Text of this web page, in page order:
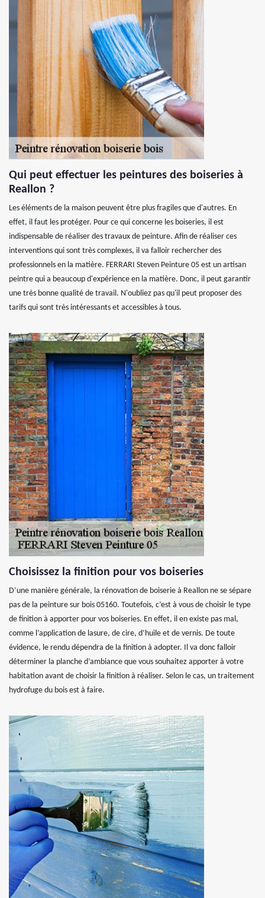
Qui peut effectuer les peintures des boiseries à
Reallon ?
Les éléments de la maison peuvent être plus fragiles que d'autres. En
effet, il faut les protéger. Pour ce qui concerne les boiseries, il est
indispensable de réaliser des travaux de peinture. Afin de réaliser ces
interventions qui sont très complexes, il va falloir rechercher des
professionnels en la matière. FERRARI Steven Peinture 05 est un artisan
peintre qui a beaucoup d'expérience en la matière. Donc, il peut garantir
une très bonne qualité de travail. N'oubliez pas qu'il peut proposer des
tarifs qui sont très intéressants et accessibles à tous.
Choisissez la finition pour vos boiseries
D’une manière générale, la rénovation de boiserie à Reallon ne se sépare
pas de la peinture sur bois 05160. Toutefois, c’est à vous de choisir le type
de finition à apporter pour vos boiseries. En effet, il en existe pas mal,
comme l’application de lasure, de cire, d’huile et de vernis. De toute
évidence, le rendu dépendra de la finition à adopter. Il va donc falloir
déterminer la planche d’ambiance que vous souhaitez apporter à votre
habitation avant de choisir la finition à réaliser. Selon le cas, un traitement
hydrofuge du bois est à faire.